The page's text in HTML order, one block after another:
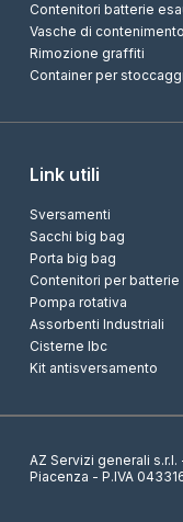
Contenitori batterie
Vasche di
Rimozione graffiti
Container per
Link utili
Sversamenti
Sacchi big bag
Porta big bag
Contenitori per batterie
Pompa rotativa
Assorbenti Industriali
Cisterne Ibc
Kit antisversamento
AZ Servizi generali s.r.l.
Piacenza - P.IVA